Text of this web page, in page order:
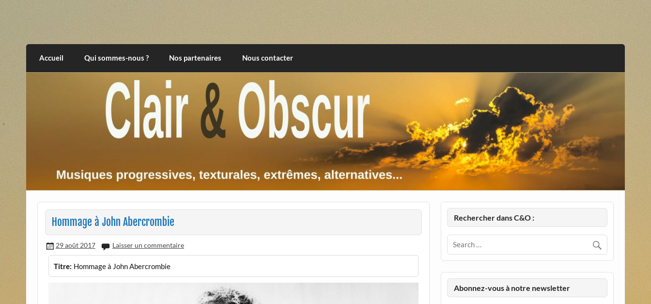
Clair et Obscur
Accueil Qui sommes-nous ? Nos partenaires Nous contacter
Hommage à John Abercrombie
29 août 2017 Laisser un commentaire
Titre: Hommage à John Abercrombie
Rechercher dans C&O :
Abonnez-vous à notre newsletter